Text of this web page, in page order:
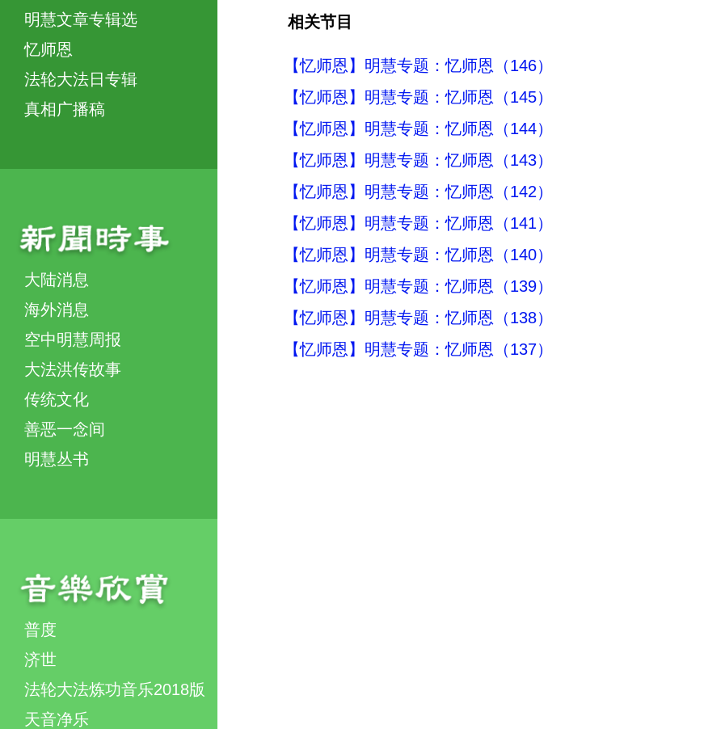
明慧文章专辑选
忆师恩
法轮大法日专辑
真相广播稿
大陆消息
海外消息
空中明慧周报
大法洪传故事
传统文化
善恶一念间
明慧丛书
普度
济世
法轮大法炼功音乐2018版
天音净乐
相关节目
【忆师恩】明慧专题：忆师恩（146）
【忆师恩】明慧专题：忆师恩（145）
【忆师恩】明慧专题：忆师恩（144）
【忆师恩】明慧专题：忆师恩（143）
【忆师恩】明慧专题：忆师恩（142）
【忆师恩】明慧专题：忆师恩（141）
【忆师恩】明慧专题：忆师恩（140）
【忆师恩】明慧专题：忆师恩（139）
【忆师恩】明慧专题：忆师恩（138）
【忆师恩】明慧专题：忆师恩（137）